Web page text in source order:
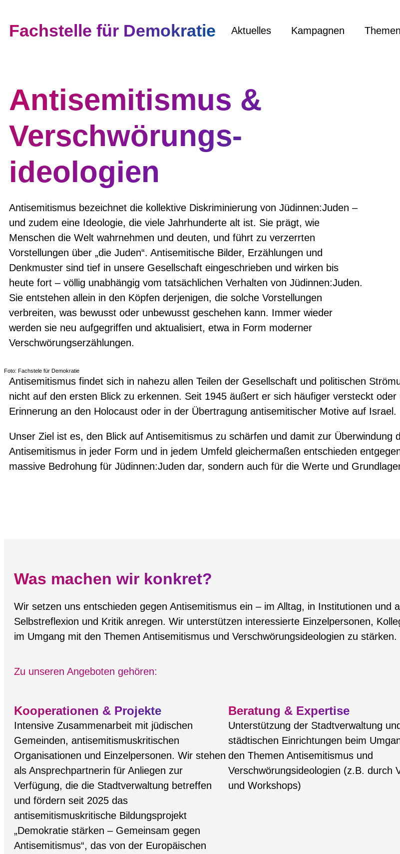
Fachstelle für Demokratie Aktuelles Kampagnen Themen
Antisemitismus &
Verschwörungs-
ideologien
Antisemitismus bezeichnet die kollektive Diskriminierung von Jüdinnen:Juden –
und zudem eine Ideologie, die viele Jahrhunderte alt ist. Sie prägt, wie
Menschen die Welt wahrnehmen und deuten, und führt zu verzerrten
Vorstellungen über „die Juden“. Antisemitische Bilder, Erzählungen und
Denkmuster sind tief in unsere Gesellschaft eingeschrieben und wirken bis
heute fort – völlig unabhängig vom tatsächlichen Verhalten von Jüdinnen:Juden.
Sie entstehen allein in den Köpfen derjenigen, die solche Vorstellungen
verbreiten, was bewusst oder unbewusst geschehen kann. Immer wieder
werden sie neu aufgegriffen und aktualisiert, etwa in Form moderner
Verschwörungserzählungen.
Foto: Fachstele für Demokratie
Antisemitismus findet sich in nahezu allen Teilen der Gesellschaft und politischen
nicht auf den ersten Blick zu erkennen. Seit 1945 äußert er sich häufiger versteckt
Erinnerung an den Holocaust oder in der Übertragung antisemitischer Motive auf Israel.
Unser Ziel ist es, den Blick auf Antisemitismus zu schärfen und damit zur
Antisemitismus in jeder Form und in jedem Umfeld gleichermaßen entschieden
massive Bedrohung für Jüdinnen:Juden dar, sondern auch für die Werte und
Was machen wir konkret?
Wir setzen uns entschieden gegen Antisemitismus ein – im Alltag, in Institutionen
Selbstreflexion und Kritik anregen. Wir unterstützen interessierte Einzelpersonen,
im Umgang mit den Themen Antisemitismus und Verschwörungsideologien zu stärken.
Zu unseren Angeboten gehören:
Kooperationen & Projekte
Intensive Zusammenarbeit mit jüdischen
Gemeinden, antisemitismuskritischen
Organisationen und Einzelpersonen. Wir stehen
als Ansprechpartnerin für Anliegen zur
Verfügung, die die Stadtverwaltung betreffen
und fördern seit 2025 das
antisemitismuskritische Bildungsprojekt
„Demokratie stärken – Gemeinsam gegen
Antisemitismus“, das von der Europäischen
Beratung & Expertise
Unterstützung der Stadtverwaltung und
städtischen Einrichtungen beim
den Themen Antisemitismus und
Verschwörungsideologien (z.B. durch
und Workshops)